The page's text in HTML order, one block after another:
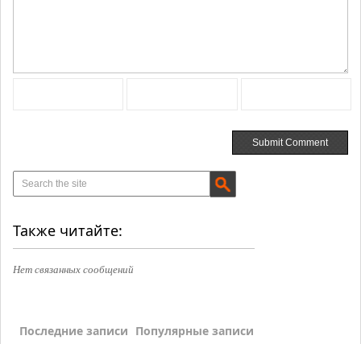
Также читайте:
Нет связанных сообщений
Последние записи Популярные записи